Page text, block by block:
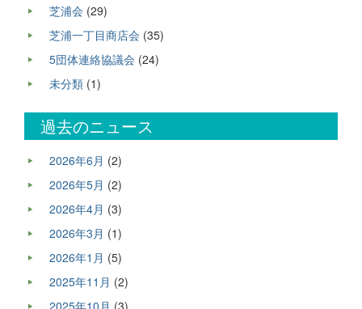
芝浦会 (29)
芝浦一丁目商店会 (35)
5団体連絡協議会 (24)
未分類 (1)
過去のニュース
2026年6月 (2)
2026年5月 (2)
2026年4月 (3)
2026年3月 (1)
2026年1月 (5)
2025年11月 (2)